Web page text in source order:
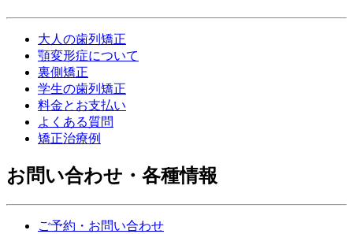
大人の歯列矯正
顎変形症について
裏側矯正
学生の歯列矯正
料金とお支払い
よくある質問
矯正治療例
お問い合わせ・各種情報
ご予約・お問い合わせ